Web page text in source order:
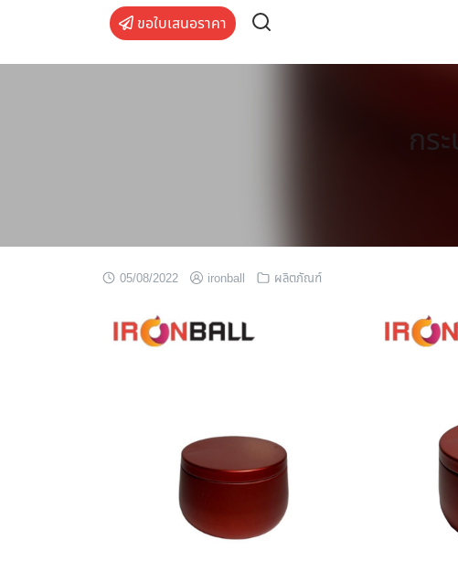
content
ขอใบเสนอราคา
กร
05/08/2022 ironball ผลิตภัณฑ์